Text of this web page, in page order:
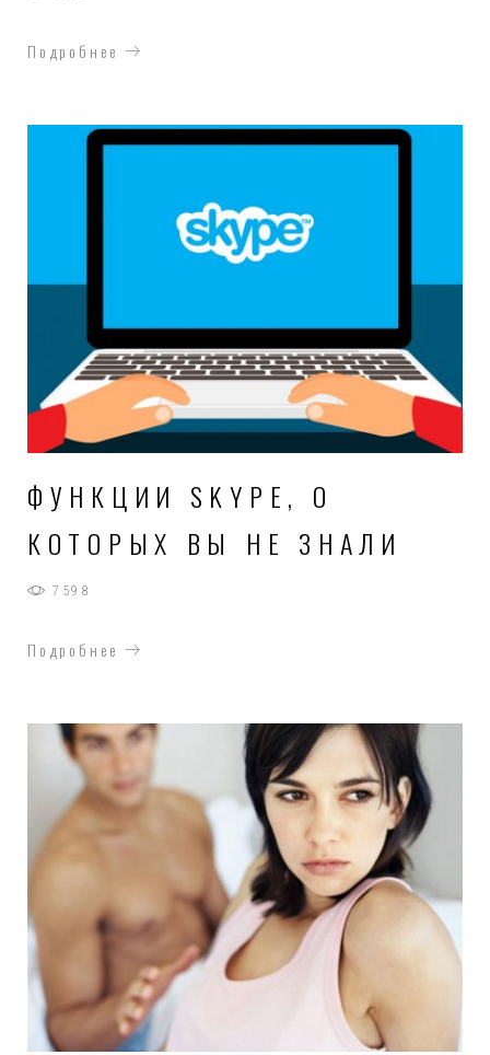
Подробнее
ФУНКЦИИ SKYPE, О
КОТОРЫХ ВЫ НЕ ЗНАЛИ
7598
Подробнее